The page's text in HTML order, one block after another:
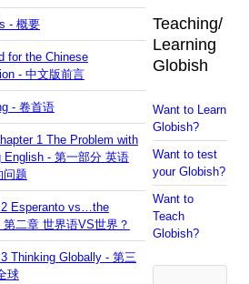
- 概要
for the Chinese
- 中文版前言
- 卷首语
1 The Problem with
English - 第一部分 英语
问题
2 Esperanto vs…the
第二章 世界语VS世界？
Thinking Globally - 第三
球
Teaching/
Learning
Globish
Want to Learn
Globish?
Want to test
your Globish?
Want to
Teach
Globish?